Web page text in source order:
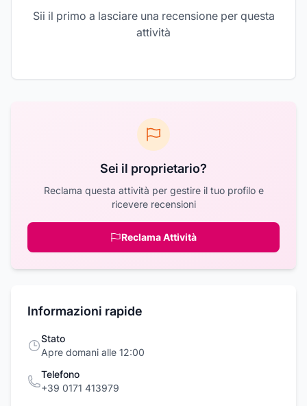
Sii il primo a lasciare una recensione per questa
attività
Sei il proprietario?
Reclama questa attività per gestire il tuo profilo e
ricevere recensioni
Reclama Attività
Informazioni rapide
Stato
Apre domani alle 12:00
Telefono
+39 0171 413979